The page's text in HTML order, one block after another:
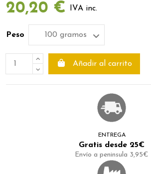
20,20 € IVA inc.
Peso
Añadir al carrito
ENTREGA
Gratis desde 25€
Envío a peninsula 3,95€